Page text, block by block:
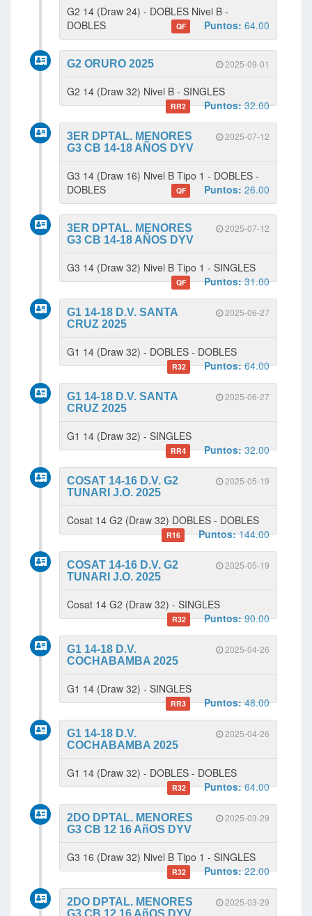
G2 14 (Draw 24) - DOBLES Nivel B -
DOBLES
QF Puntos: 64.00
2025-09-01
G2 ORURO 2025
G2 14 (Draw 32) Nivel B - SINGLES
RR2 Puntos:32.00
2025-07-12
3ER DPTAL. MENORES
G3 CB 14-18 AÑOS DYV
G3 14 (Draw 16) Nivel B Tipo 1 - DOBLES -
DOBLES
QF Puntos: 26.00
2025-07-12
3ER DPTAL. MENORES
G3 CB 14-18 AÑOS DYV
G3 14 (Draw 32) Nivel B Tipo 1 - SINGLES
QF Puntos:31.00
2025-06-27
G1 14-18 D.V. SANTA
CRUZ 2025
G1 14 (Draw 32) - DOBLES - DOBLES
R32 Puntos:64.00
2025-06-27
G1 14-18 D.V. SANTA
CRUZ 2025
G1 14 (Draw 32) - SINGLES
RR4 Puntos:32.00
2025-05-19
COSAT 14-16 D.V. G2
TUNARI J.O. 2025
Cosat 14 G2 (Draw 32) DOBLES - DOBLES
R16 Puntos:144.00
2025-05-19
COSAT 14-16 D.V. G2
TUNARI J.O. 2025
Cosat 14 G2 (Draw 32) - SINGLES
R32 Puntos:90.00
2025-04-26
G1 14-18 D.V.
COCHABAMBA 2025
G1 14 (Draw 32) - SINGLES
RR3 Puntos:48.00
2025-04-26
G1 14-18 D.V.
COCHABAMBA 2025
G1 14 (Draw 32) - DOBLES - DOBLES
R32 Puntos:64.00
2025-03-29
2DO DPTAL. MENORES
G3 CB 12 16 AñOS DYV
G3 16 (Draw 32) Nivel B Tipo 1 - SINGLES
R32 Puntos:22.00
2025-03-29
2DO DPTAL. MENORES